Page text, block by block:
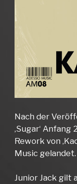
Nach der
‚Sugar‘ Anfang
Rework von
Music gelandet.
Junior Jack gilt